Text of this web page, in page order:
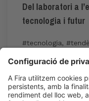
Del laboratori a
tecnologia i futur
#tecnologia,
Dj 4
Innovation
Accés